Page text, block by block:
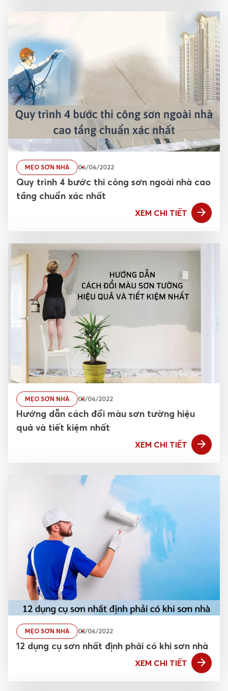
MẸO SƠN NHÀ 06/06/2022
Quy trình 4 bước thi công sơn ngoài nhà cao
tầng chuẩn xác nhất
XEM CHI TIẾT
MẸO SƠN NHÀ 03/06/2022
Hướng dẫn cách đổi màu sơn tường hiệu
quả và tiết kiệm nhất
XEM CHI TIẾT
MẸO SƠN NHÀ 03/06/2022
12 dụng cụ sơn nhất định phải có khi sơn nhà
XEM CHI TIẾT